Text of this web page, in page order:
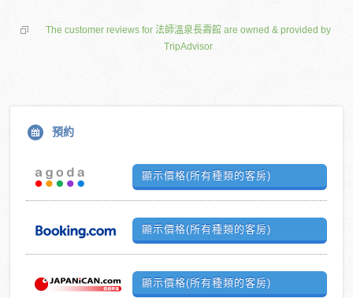
The customer reviews for 法師溫泉長壽館 are owned & provided by
TripAdvisor
預約
顯示價格(所有種類的客房)
顯示價格(所有種類的客房)
顯示價格(所有種類的客房)